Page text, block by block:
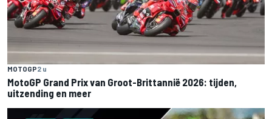
MOTOGP2 u
MotoGP Grand Prix van Groot-Brittannië 2026: tijden,
uitzending en meer